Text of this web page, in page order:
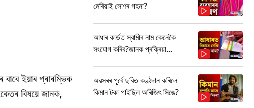
ইয়াৰ প্ৰাৰম্ভিক
বিষয়ে জানক,
মেৰিয়াই সোণৰ গহনা?
আধাৰ কাৰ্ডত স্বামীৰ নাম কেনেকৈ
সংযোগ কৰিব?জানক প্ৰক্ৰিয়া...
অৱসৰৰ পূৰ্বে ছবিত কণ্ঠদান কৰিলে
কিমান টকা পাইছিল অৰিজিৎ সিঙে?